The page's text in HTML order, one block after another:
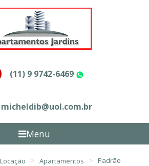
(11) 9 9742-6469
micheldib@uol.com.br
Menu
Locação Apartamentos Padrão